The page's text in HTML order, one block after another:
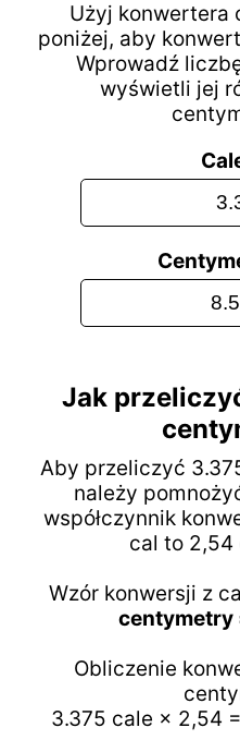
Użyj konwertera
poniżej, aby
Wprowadź
wyświetli jej
Jak
Aby przeliczyć
należy
współczynnik
cal to 2,54
Wzór konwersji z
centymetry
Obliczenie
3.375 cale × 2,54